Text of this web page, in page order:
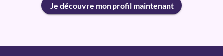
Je découvre mon profil maintenant